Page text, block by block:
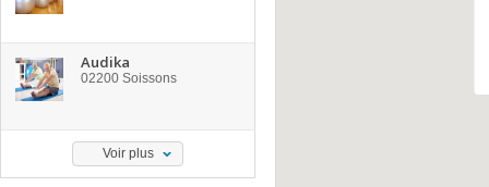
Audika
02200 Soissons
Voir plus